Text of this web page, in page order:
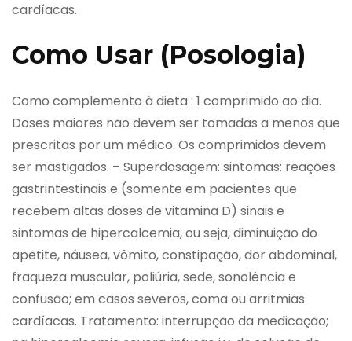
cardíacas.
Como Usar (Posologia)
Como complemento à dieta : 1 comprimido ao dia.
Doses maiores não devem ser tomadas a menos que
prescritas por um médico. Os comprimidos devem
ser mastigados. – Superdosagem: sintomas: reações
gastrintestinais e (somente em pacientes que
recebem altas doses de vitamina D) sinais e
sintomas de hipercalcemia, ou seja, diminuição do
apetite, náusea, vômito, constipação, dor abdominal,
fraqueza muscular, poliúria, sede, sonolência e
confusão; em casos severos, coma ou arritmias
cardíacas. Tratamento: interrupção da medicação;